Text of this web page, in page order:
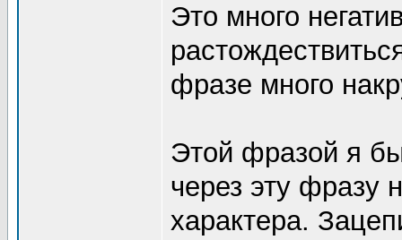
Это много
фразе много
Этой фразой я
через эту фразу
характера.